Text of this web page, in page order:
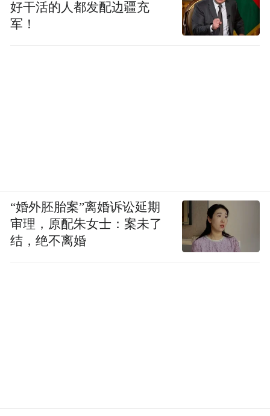
好干活的人都发配边疆充
军！
“婚外胚胎案”离婚诉讼延期
审理，原配朱女士：案未了
结，绝不离婚